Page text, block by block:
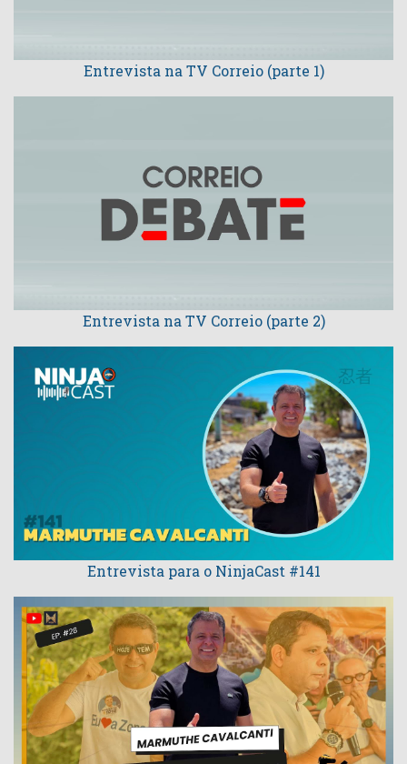
Entrevista na TV Correio (parte 1)
Entrevista na TV Correio (parte 2)
Entrevista para o NinjaCast #141